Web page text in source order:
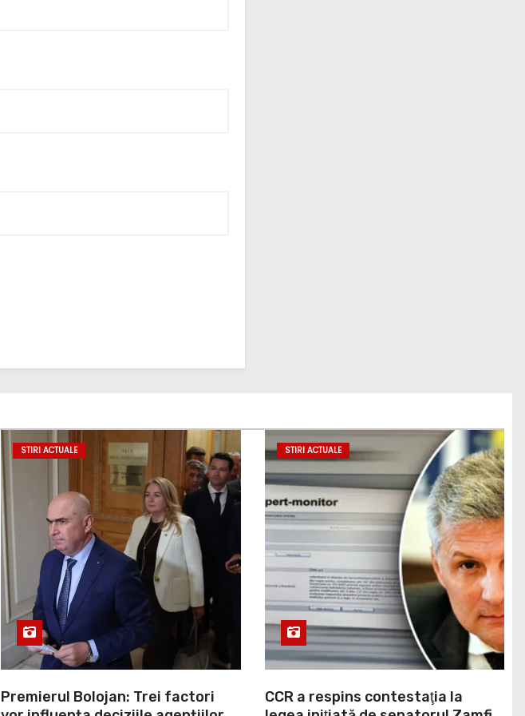
STIRI ACTUALE
Premierul Bolojan: Trei factori
STIRI ACTUALE
CCR a respins contestaţia la